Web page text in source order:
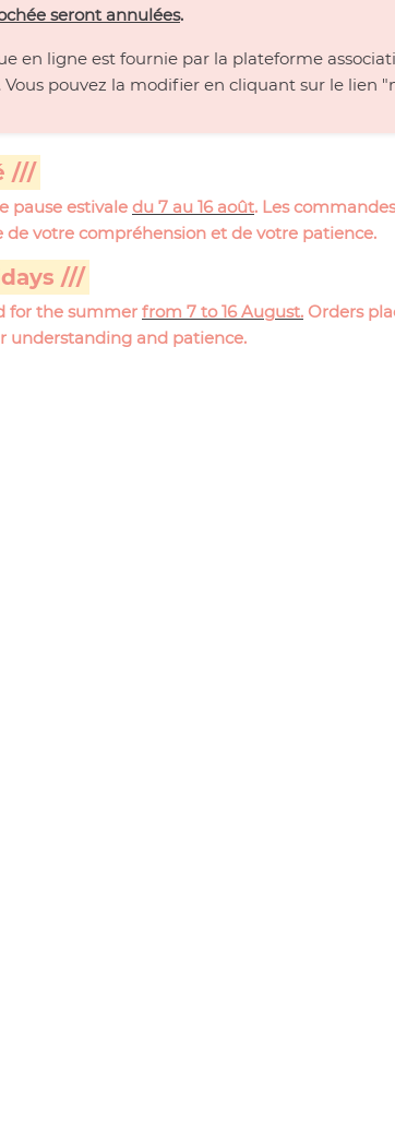
seront annulées.
en ligne est fournie par la plateforme
Vous pouvez la modifier en cliquant sur le
///
pause estivale du 7 au 16 août. Les
de votre compréhension et de votre patience.
///
for the summer from 7 to 16 August. Orders
understanding and patience.